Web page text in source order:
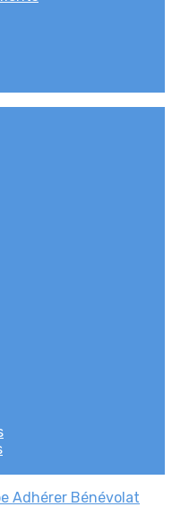
Adhérer Bénévolat